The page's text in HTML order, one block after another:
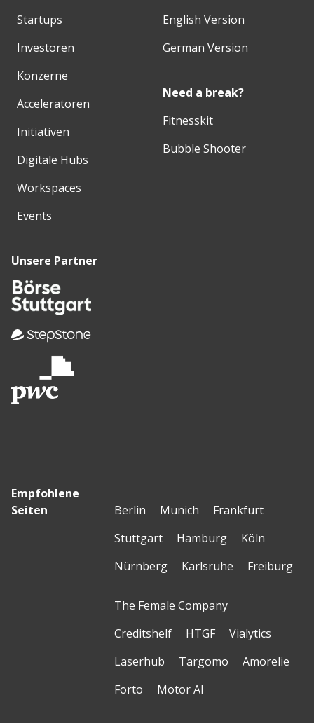
Startups
Investoren
Konzerne
Acceleratoren
Initiativen
Digitale Hubs
Workspaces
Events
English Version
German Version
Need a break?
Fitnesskit
Bubble Shooter
Unsere Partner
Empfohlene
Seiten
Berlin Munich
Frankfurt
Stuttgart
Hamburg
Köln
Nürnberg
Karlsruhe Freiburg
The Female Company
Creditshelf
HTGF
Vialytics
Laserhub
Targomo
Amorelie
Forto
Motor AI